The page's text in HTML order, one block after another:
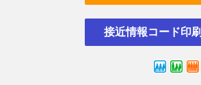
接近情報コード印刷